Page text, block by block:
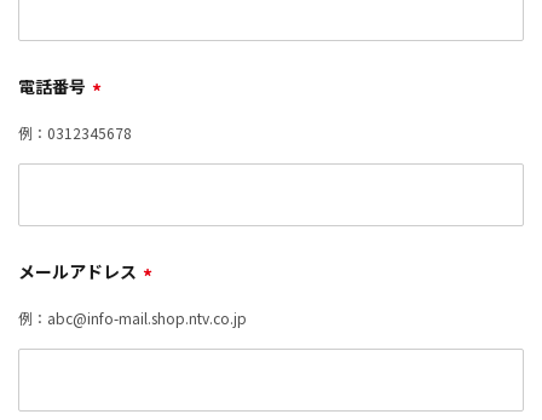
電話番号 *
例：0312345678
メールアドレス *
例：abc@info-mail.shop.ntv.co.jp